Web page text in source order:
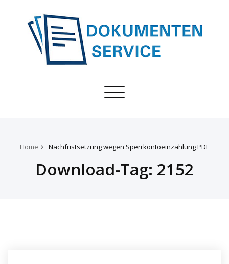
Toggle
Home Nachfristsetzung wegen Sperrkontoeinzahlung PDF
Download-Tag: 2152